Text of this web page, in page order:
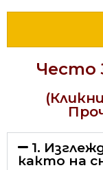
Често
1.
както на